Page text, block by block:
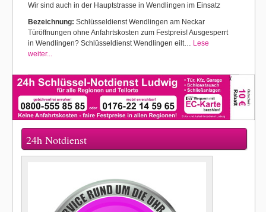
Wir sind auch in der Hauptstrasse in Wendlingen im Einsatz
Bezeichnung: Schlüsseldienst Wendlingen am Neckar
Türöffnungen ohne Anfahrtskosten zum Festpreis! Ausgesperrt
in Wendlingen? Schlüsseldienst Wendlingen eilt… Lese
weiter...
24h Notdienst